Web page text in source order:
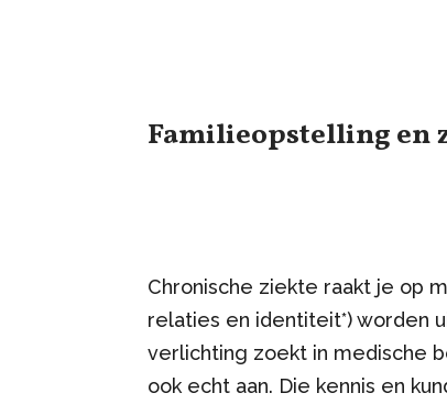
Familieopstelling en
Chronische ziekte raakt je op
relaties en identiteit*) worden
verlichting zoekt in medische
ook echt aan. Die kennis en